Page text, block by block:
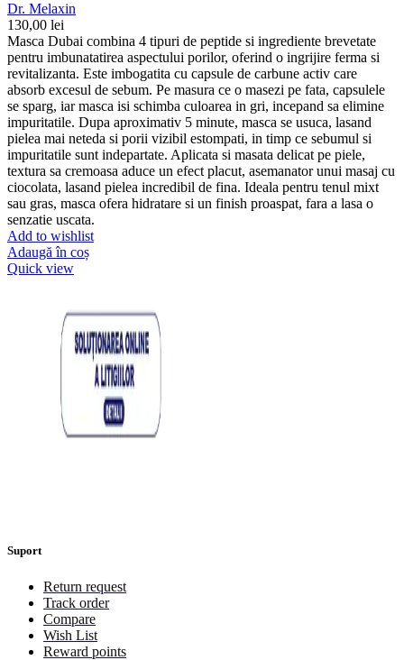
Dr. Melaxin
130,00 lei
Masca Dubai combina 4 tipuri de peptide si ingrediente brevetate
pentru imbunatatirea aspectului porilor, oferind o ingrijire ferma si
revitalizanta. Este imbogatita cu capsule de carbune activ care
absorb excesul de sebum. Pe masura ce o masezi pe fata, capsulele
se sparg, iar masca isi schimba culoarea in gri, incepand sa elimine
impuritatile. Dupa aproximativ 5 minute, masca se usuca, lasand
pielea mai neteda si porii vizibil estompati, in timp ce sebumul si
impuritatile sunt indepartate. Aplicata si masata delicat pe piele,
textura sa cremoasa aduce un efect placut, asemanator unui masaj cu
ciocolata, lasand pielea incredibil de fina. Ideala pentru tenul mixt
sau gras, masca ofera hidratare si un finish proaspat, fara a lasa o
senzatie uscata.
Add to wishlist
Adaugă în coș
Quick view
Suport
Return request
Track order
Compare
Wish List
Reward points